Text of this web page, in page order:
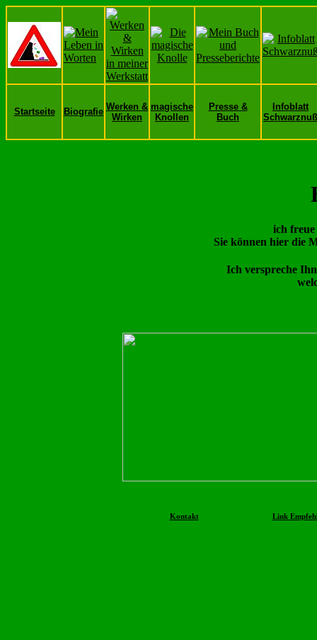
Startseite Biografie Werken &
Wirken
magische
Knollen
Presse &
Buch
Infoblatt
Schwarznuß
ich
Sie können hier die
Ich verspreche
Kontakt Link